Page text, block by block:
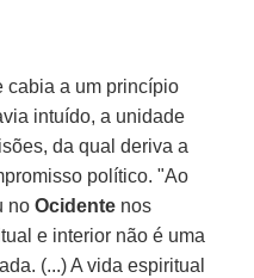
cabia a um princípio
intuído, a unidade
da qual deriva a
político. "Ao
noOcidente nos
e interior não é uma
(...) A vida espiritual